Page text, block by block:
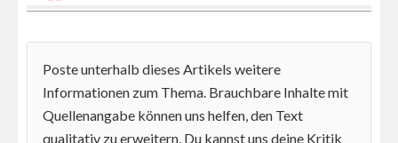
Poste unterhalb dieses Artikels weitere
Informationen zum Thema. Brauchbare Inhalte mit
Quellenangabe können uns helfen, den Text
qualitativ zu erweitern. Du kannst uns deine Kritik